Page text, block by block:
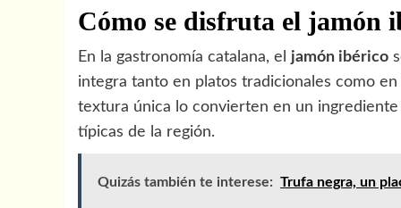
Cómo se disfruta el jamón
En la gastronomía catalana, el jamón ibérico
integra tanto en platos tradicionales como
textura única lo convierten en un
típicas de la región.
Quizás también te interese: Trufa negra, un